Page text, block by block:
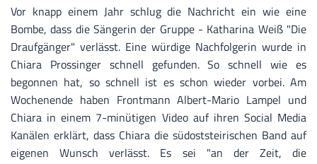
Vor knapp einem Jahr schlug die Nachricht ein wie eine
Bombe, dass die Sängerin der Gruppe - Katharina Weiß "Die
Draufgänger" verlässt. Eine würdige Nachfolgerin wurde in
Chiara Prossinger schnell gefunden. So schnell wie es
begonnen hat, so schnell ist es schon wieder vorbei. Am
Wochenende haben Frontmann Albert-Mario Lampel und
Chiara in einem 7-minütigen Video auf ihren Social Media
Kanälen erklärt, dass Chiara die südoststeirischen Band auf
eigenen Wunsch verlässt. Es sei "an der Zeit, die